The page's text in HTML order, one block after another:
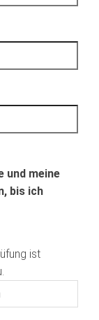
und meine
bis ich
ist